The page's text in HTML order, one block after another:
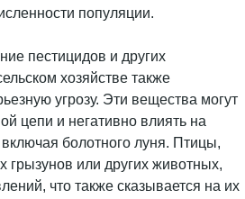
популяции.
пестицидов и других
хозяйстве также
угрозу. Эти вещества могут
цепи и негативно влиять на
болотного луня. Птицы,
или других животных,
что также сказывается на их